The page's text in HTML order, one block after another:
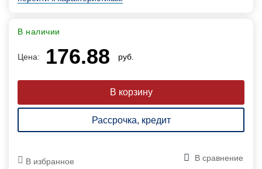
В наличии
Цена: 176.88 руб.
Рассрочка, кредит
В избранное В сравнение